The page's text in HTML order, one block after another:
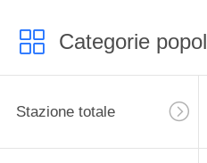
Categorie
Stazione totale